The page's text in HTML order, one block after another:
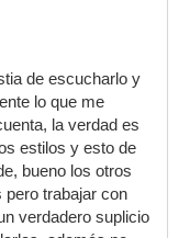
de escucharlo y
lo que me
la verdad es
estilos y esto de
bueno los otros
pero trabajar con
verdadero suplicio